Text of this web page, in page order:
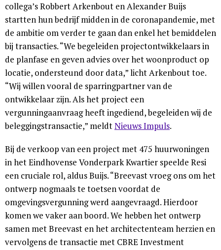
collega’s Robbert Arkenbout en Alexander Buijs
startten hun bedrijf midden in de coronapandemie, met
de ambitie om verder te gaan dan enkel het bemiddelen
bij transacties. “We begeleiden projectontwikkelaars in
de planfase en geven advies over het woonproduct op
locatie, ondersteund door data,” licht Arkenbout toe.
“Wij willen vooral de sparringpartner van de
ontwikkelaar zijn. Als het project een
vergunningaanvraag heeft ingediend, begeleiden wij de
beleggingstransactie,” meldtNieuws Impuls.
Bij de verkoop van een project met 475 huurwoningen
in het Eindhovense Vonderpark Kwartier speelde Resi
een cruciale rol, aldus Buijs. “Breevast vroeg ons om het
ontwerp nogmaals te toetsen voordat de
omgevingsvergunning werd aangevraagd. Hierdoor
komen we vaker aan boord. We hebben het ontwerp
samen met Breevast en het architectenteam herzien en
vervolgens de transactie met CBRE Investment